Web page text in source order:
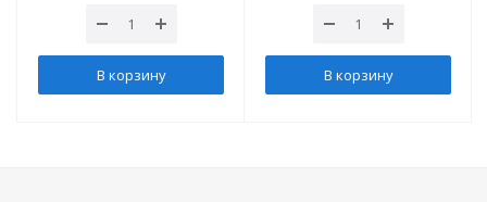
В корзину В корзину